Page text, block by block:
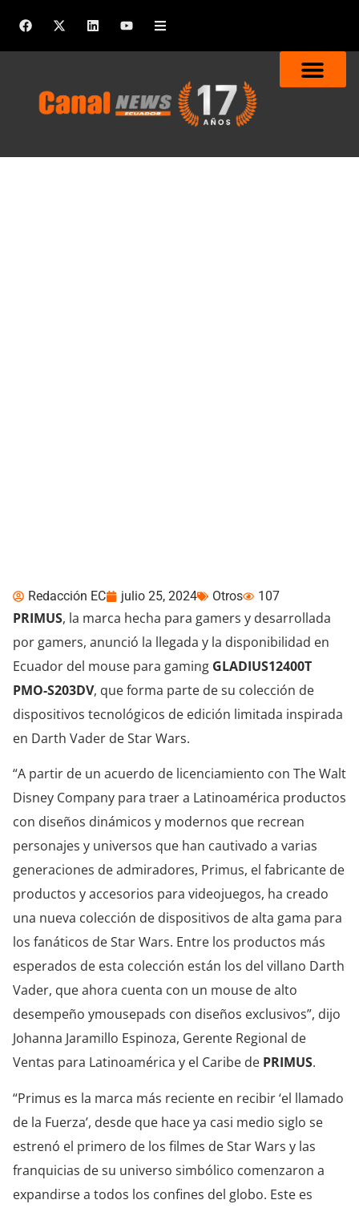
Redacción EC julio 25, 2024 Otros 107
PRIMUS, la marca hecha para gamers y desarrollada
por gamers, anunció la llegada y la disponibilidad en
Ecuador del mouse para gaming GLADIUS12400T
PMO-S203DV, que forma parte de su colección de
dispositivos tecnológicos de edición limitada inspirada
en Darth Vader de Star Wars.
“A partir de un acuerdo de licenciamiento con The Walt
Disney Company para traer a Latinoamérica productos
con diseños dinámicos y modernos que recrean
personajes y universos que han cautivado a varias
generaciones de admiradores, Primus, el fabricante de
productos y accesorios para videojuegos, ha creado
una nueva colección de dispositivos de alta gama para
los fanáticos de Star Wars. Entre los productos más
esperados de esta colección están los del villano Darth
Vader, que ahora cuenta con un mouse de alto
desempeño ymousepads con diseños exclusivos”, dijo
Johanna Jaramillo Espinoza, Gerente Regional de
Ventas para Latinoamérica y el Caribe de PRIMUS.
“Primus es la marca más reciente en recibir ‘el llamado
de la Fuerza’, desde que hace ya casi medio siglo se
estrenó el primero de los filmes de Star Wars y las
franquicias de su universo simbólico comenzaron a
expandirse a todos los confines del globo. Este es